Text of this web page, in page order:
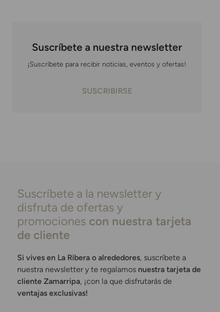
Suscríbete a nuestra newsletter
¡Suscríbete para recibir noticias, eventos y ofertas!
SUSCRIBIRSE
Suscríbete a la newsletter y
disfruta de ofertas y
promociones con nuestra tarjeta
de cliente
Si vives en La Ribera o alrededores, suscríbete a
nuestra newsletter y te regalamos nuestra tarjeta de
cliente Zamarripa, ¡con la que disfrutarás de
ventajas exclusivas!